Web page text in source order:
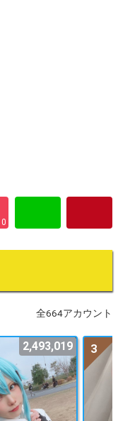
0
全664アカウント
2,493,019 3